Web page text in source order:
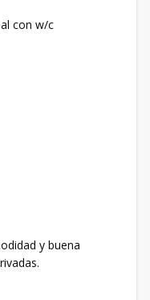
con w/c
y buena